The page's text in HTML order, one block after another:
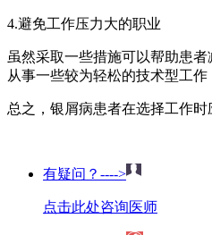
4.避免工作压力大的职业
虽然采取一些措施可以帮助患
从事一些较为轻松的技术型工作
总之，银屑病患者在选择工作
有疑问？---->
点击此处咨询医师